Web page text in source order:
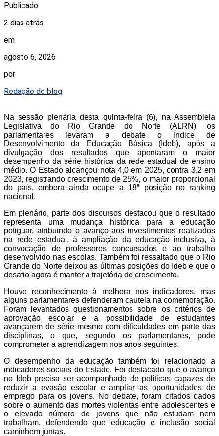
Publicado
2 dias atrás
em
agosto 6, 2026
por
Redação do blog
Na sessão plenária desta quinta-feira (6), na Assembleia
Legislativa do Rio Grande do Norte (ALRN), os
parlamentares levaram a debate o Índice de
Desenvolvimento da Educação Básica (Ideb), após a
divulgação dos resultados que apontaram o maior
desempenho da série histórica da rede estadual de ensino
médio. O Estado alcançou nota 4,0 em 2025, contra 3,2 em
2023, registrando crescimento de 25%, o maior proporcional
do país, embora ainda ocupe a 18ª posição no ranking
nacional.
Em plenário, parte dos discursos destacou que o resultado
representa uma mudança histórica para a educação
potiguar, atribuindo o avanço aos investimentos realizados
na rede estadual, à ampliação da educação inclusiva, à
convocação de professores concursados e ao trabalho
desenvolvido nas escolas. Também foi ressaltado que o Rio
Grande do Norte deixou as últimas posições do Ideb e que o
desafio agora é manter a trajetória de crescimento.
Houve reconhecimento à melhora nos indicadores, mas
alguns parlamentares defenderam cautela na comemoração.
Foram levantados questionamentos sobre os critérios de
aprovação escolar e a possibilidade de estudantes
avançarem de série mesmo com dificuldades em parte das
disciplinas, o que, segundo os parlamentares, pode
comprometer a aprendizagem nos anos seguintes.
O desempenho da educação também foi relacionado a
indicadores sociais do Estado. Foi destacado que o avanço
no Ideb precisa ser acompanhado de políticas capazes de
reduzir a evasão escolar e ampliar as oportunidades de
emprego para os jovens. No debate, foram citados dados
sobre o aumento das mortes violentas entre adolescentes e
o elevado número de jovens que não estudam nem
trabalham, defendendo que educação e inclusão social
caminhem juntas.